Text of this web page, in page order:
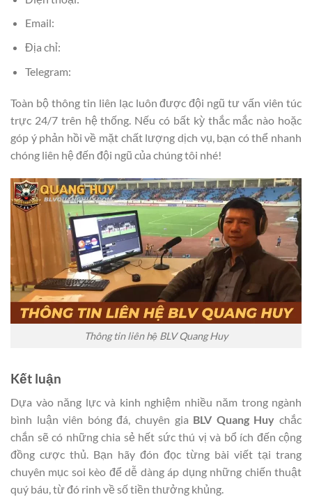
Email:
Địa chỉ:
Telegram:
Toàn bộ thông tin liên lạc luôn được đội ngũ tư vấn viên túc
trực 24/7 trên hệ thống. Nếu có bất kỳ thắc mắc nào hoặc
góp ý phản hồi về mặt chất lượng dịch vụ, bạn có thể nhanh
chóng liên hệ đến đội ngũ của chúng tôi nhé!
Thông tin liên hệ BLV Quang Huy
Kết luận
Dựa vào năng lực và kinh nghiệm nhiều năm trong ngành
bình luận viên bóng đá, chuyên gia BLV Quang Huy chắc
chắn sẽ có những chia sẻ hết sức thú vị và bổ ích đến cộng
đồng cược thủ. Bạn hãy đón đọc từng bài viết tại trang
chuyên mục soi kèo để dễ dàng áp dụng những chiến thuật
quý báu, từ đó rinh về số tiền thưởng khủng.